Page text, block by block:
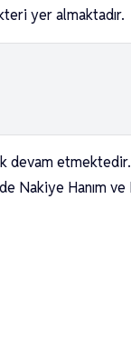
yer almaktadır.
Nakiye Hanım